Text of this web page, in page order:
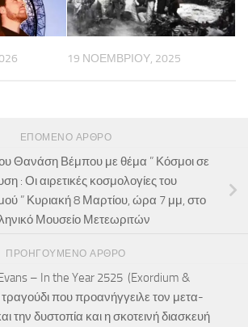
19 ΝΟΕΜΒΡΊΟΥ, 2025
ΕΠΌΜΕΝΟ ΆΡΘΡΟ
Θανάση Βέμπου με θέμα ” Κόσμοι σε
: Οι αιρετικές κοσμολογίες του
” Κυριακή 8 Μαρτίου, ώρα 7 μμ, στο
Μουσείο Μετεωριτών
ΠΡΟΗΓΟΎΜΕΝΟ ΆΡΘΡΟ
– In the Year 2525 (Exordium &
που προανήγγειλε τον μετα-
την δυστοπία και η σκοτεινή διασκευή